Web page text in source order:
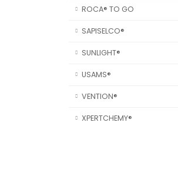
ROCA® TO GO
SAPISELCO®
SUNLIGHT®
USAMS®
VENTION®
XPERTCHEMY®